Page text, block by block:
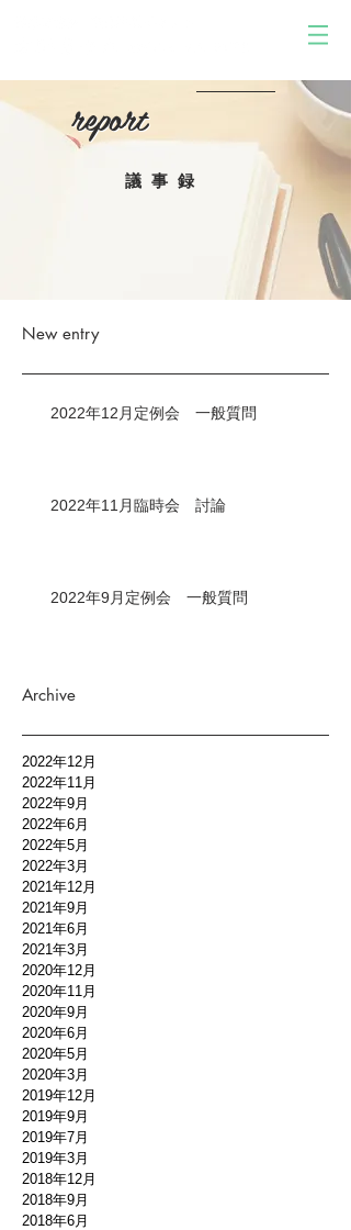
report
report
議事録
New entry
2022年12月定例会 一般質問
2022年11月臨時会 討論
2022年9月定例会 一般質問
Archive
2022年12月
2022年11月
2022年9月
2022年6月
2022年5月
2022年3月
2021年12月
2021年9月
2021年6月
2021年3月
2020年12月
2020年11月
2020年9月
2020年6月
2020年5月
2020年3月
2019年12月
2019年9月
2019年7月
2019年3月
2018年12月
2018年9月
2018年6月